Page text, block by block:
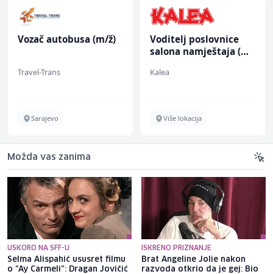
Vozač autobusa (m/ž)
Travel-Trans
Sarajevo
Voditelj poslovnice
salona namještaja (m/
Kalea
Više lokacija
Možda vas zanima
USKORO NA SFF-U
Selma Alispahić ususret filmu
o "Ay Carmeli": Dragan Jovičić
ISKRENO PRIZNANJE
Brat Angeline Jolie nakon
razvoda otkrio da je gej: Bio